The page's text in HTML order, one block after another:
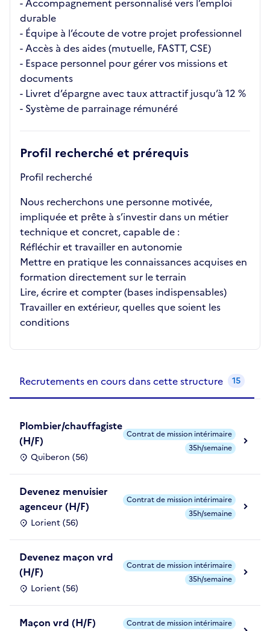
- Accompagnement personnalisé vers l’emploi
durable
- Équipe à l’écoute de votre projet professionnel
- Accès à des aides (mutuelle, FASTT, CSE)
- Espace personnel pour gérer vos missions et
documents
- Livret d’épargne avec taux attractif jusqu’à 12 %
- Système de parrainage rémunéré
Profil recherché et prérequis
Profil recherché
Nous recherchons une personne motivée,
impliquée et prête à s’investir dans un métier
technique et concret, capable de :
Réfléchir et travailler en autonomie
Mettre en pratique les connaissances acquises en
formation directement sur le terrain
Lire, écrire et compter (bases indispensables)
Travailler en extérieur, quelles que soient les
conditions
Recrutements en cours dans cette structure 15
Plombier/chauffagiste
(H/F)
Quiberon (56)
Contrat de mission intérimaire
35h/semaine
Devenez menuisier
agenceur (H/F)
Lorient (56)
Contrat de mission intérimaire
35h/semaine
Devenez maçon vrd
(H/F)
Lorient (56)
Contrat de mission intérimaire
35h/semaine
Maçon vrd (H/F)
Contrat de mission intérimaire